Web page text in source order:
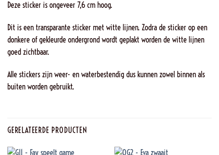
Deze sticker is ongeveer 7,6 cm hoog.
Dit is een transparante sticker met witte lijnen. Zodra de sticker op een
donkere of gekleurde ondergrond wordt geplakt worden de witte lijnen
goed zichtbaar.
Alle stickers zijn weer- en waterbestendig dus kunnen zowel binnen als
buiten worden gebruikt.
GERELATEERDE PRODUCTEN